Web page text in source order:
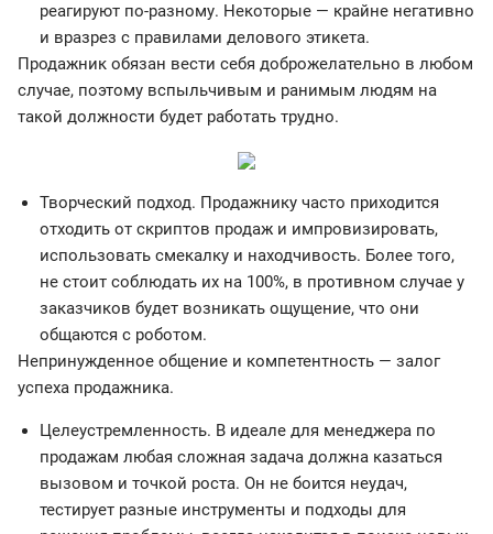
реагируют по-разному. Некоторые — крайне негативно
и вразрез с правилами делового этикета.
Продажник обязан вести себя доброжелательно в любом
случае, поэтому вспыльчивым и ранимым людям на
такой должности будет работать трудно.
Творческий подход. Продажнику часто приходится
отходить от скриптов продаж и импровизировать,
использовать смекалку и находчивость. Более того,
не стоит соблюдать их на 100%, в противном случае у
заказчиков будет возникать ощущение, что они
общаются с роботом.
Непринужденное общение и компетентность — залог
успеха продажника.
Целеустремленность. В идеале для менеджера по
продажам любая сложная задача должна казаться
вызовом и точкой роста. Он не боится неудач,
тестирует разные инструменты и подходы для